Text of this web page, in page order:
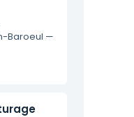
Baroeul —